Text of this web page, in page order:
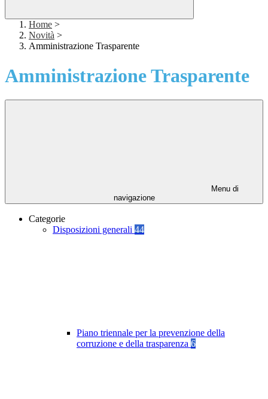
Home >
Novità >
Amministrazione Trasparente
Amministrazione Trasparente
Menu di
navigazione
Categorie
Disposizioni generali 44
Piano triennale per la prevenzione della
corruzione e della trasparenza 6